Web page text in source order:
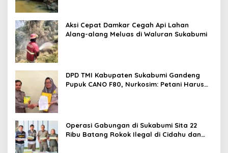
Aksi Cepat Damkar Cegah Api Lahan
Alang-alang Meluas di Waluran Sukabumi
DPD TMI Kabupaten Sukabumi Gandeng
Pupuk CANO F80, Nurkosim: Petani Harus
Operasi Gabungan di Sukabumi Sita 22
Ribu Batang Rokok Ilegal di Cidahu dan